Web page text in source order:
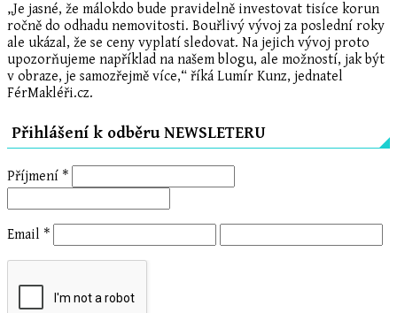
„Je jasné, že málokdo bude pravidelně investovat tisíce korun
ročně do odhadu nemovitosti. Bouřlivý vývoj za poslední roky
ale ukázal, že se ceny vyplatí sledovat. Na jejich vývoj proto
upozorňujeme například na našem blogu, ale možností, jak být
v obraze, je samozřejmě více,“ říká Lumír Kunz, jednatel
FérMakléři.cz.
Přihlášení k odběru NEWSLETERU
Příjmení *
Email *